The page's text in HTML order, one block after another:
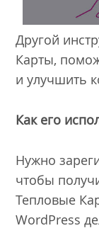
Другой
Карты,
и улучшить
Как его
Нужно
чтобы
Тепловые
WordPress